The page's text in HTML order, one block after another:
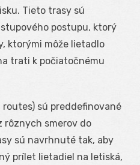
Tieto trasy sú
postupu, ktorý
ktorými môže lietadlo
trati k počiatočnému
routes) sú preddefinované
rôznych smerov do
sú navrhnuté tak, aby
prílet lietadiel na letiská,